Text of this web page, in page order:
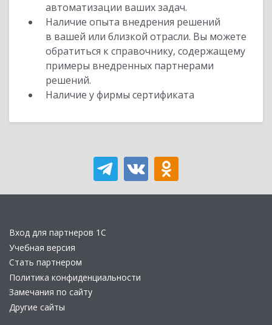
автоматизации ваших задач.
Наличие опыта внедрения решений
в вашей или близкой отрасли. Вы можете
обратиться к справочнику, содержащему
примеры внедренных партнерами
решений.
Наличие у фирмы сертификата
Вход для партнеров 1С
Учебная версия
Стать партнером
Политика конфиденциальности
Замечания по сайту
Другие сайты